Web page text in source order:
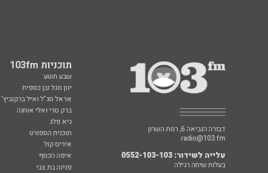
תוכניות 103fm
שבע תשע
ינון מגל ובן כספית
אראל סג"ל ואיל ברקוביץ'
ברק סרי ואלי אוחנה
גיא פלג
תוכנית הספורט
איריס קול
איפה הכסף
פנינה בת צבי
דבורה הנביאה 6, רמת השרון
radio@103.fm
עלייה לשידור: 0552-103-103
בעלות שיחה רגילה